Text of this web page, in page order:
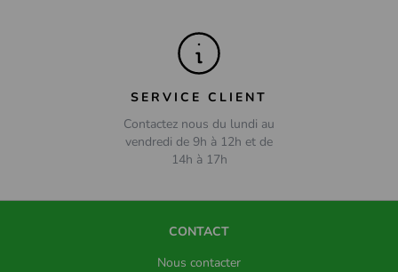
SERVICE CLIENT
Contactez nous du lundi au
vendredi de 9h à 12h et de
14h à 17h
CONTACT
Nous contacter